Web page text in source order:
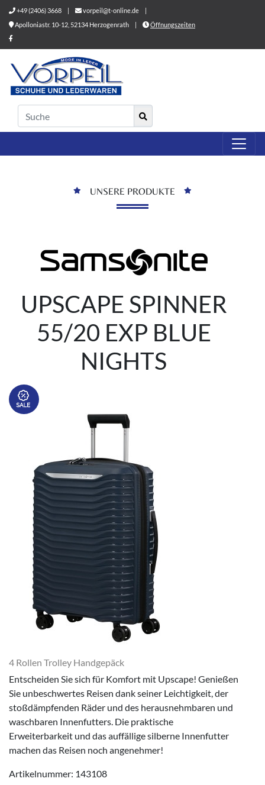
+49 (2406) 3668 | vorpeil@t-online.de
|
Apolloniastr. 10-12, 52134 Herzogenrath
| Öffnungszeiten
UNSERE PRODUKTE
UPSCAPE SPINNER
55/20 EXP BLUE
NIGHTS
4 Rollen Trolley Handgepäck
Entscheiden Sie sich für Komfort mit Upscape! Genießen
Sie unbeschwertes Reisen dank seiner Leichtigkeit, der
stoßdämpfenden Räder und des herausnehmbaren und
waschbaren Innenfutters. Die praktische
Erweiterbarkeit und das auffällige silberne Innenfutter
machen das Reisen noch angenehmer!
Artikelnummer: 143108